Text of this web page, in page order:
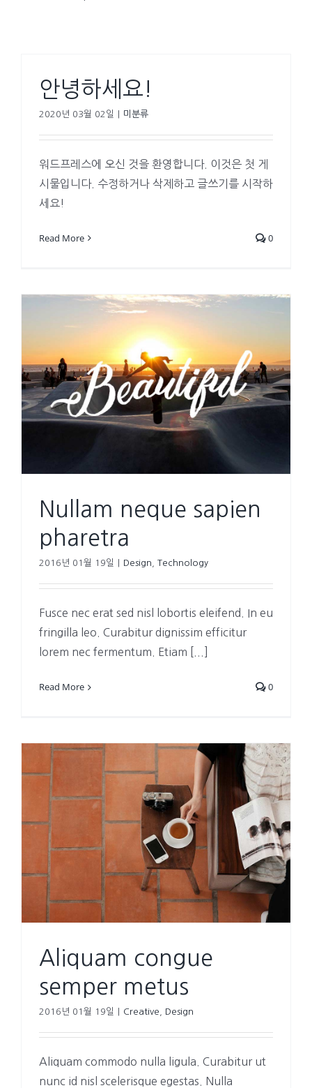
안녕하세요!
2020년 03월 02일 미분류
워드프레스에 오신 것을 환영합니다. 이것은 첫 게
시물입니다. 수정하거나 삭제하고 글쓰기를 시작하
세요!
Read More 0
Nullam neque sapien
pharetra
2016년 01월 19일 Design Technology
Fusce nec erat sed nisl lobortis eleifend. In eu
fringilla leo. Curabitur dignissim efficitur
lorem nec fermentum. Etiam [...]
Read More 0
Aliquam congue
semper metus
2016년 01월 19일 Creative Design
Aliquam commodo nulla ligula. Curabitur ut
nunc id nisl scelerisque egestas. Nulla